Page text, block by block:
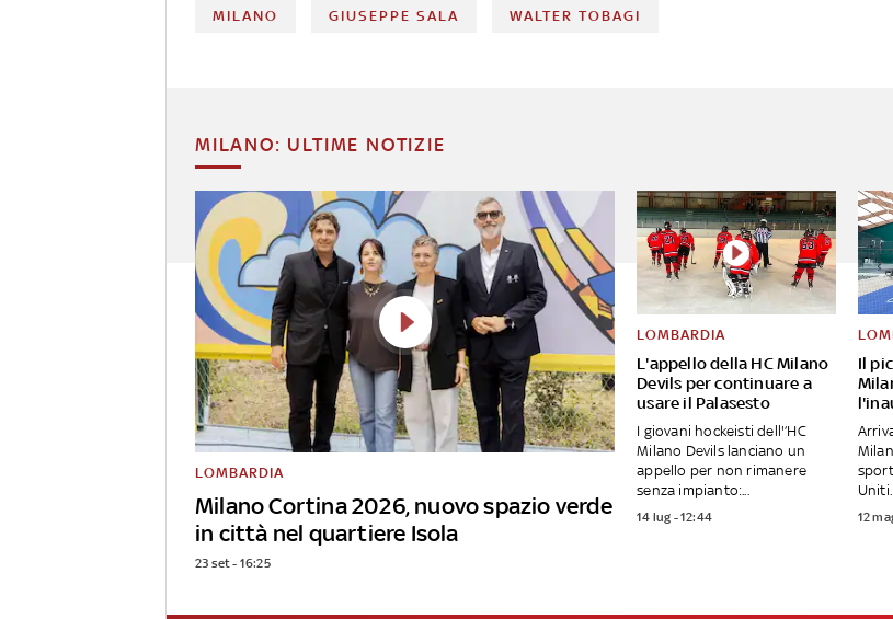
MILANO GIUSEPPE SALA WALTER TOBAGI
MILANO: ULTIME NOTIZIE
Milano Cortina 2026, nuovo spazio verde
in città nel quartiere Isola
LOMBARDIA
23 set - 16:25
L'appello della HC Milano
Devils per continuare a
usare il Palasesto
LOMBARDIA
I giovani hockeisti dell'’HC
Milano Devils lanciano un
appello per non rimanere
senza impianto:...
14 lug - 12:44
Il
Uniti.
12